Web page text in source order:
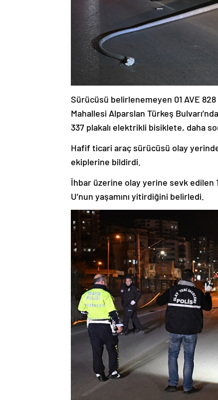
Sürücüsü belirlenemeyen 01 AVE
Mahallesi Alparslan Türkeş
337 plakalı elektrikli bisiklete, daha
Hafif ticari araç sürücüsü olay
ekiplerine bildirdi.
İhbar üzerine olay yerine sevk edilen
U’nun yaşamını yitirdiğini belirledi.